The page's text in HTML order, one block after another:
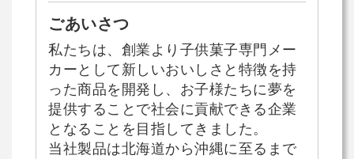
ごあいさつ
私たちは、創業より子供菓子専門メー
カーとして新しいおいしさと特徴を持
った商品を開発し、お子様たちに夢を
提供することで社会に貢献できる企業
となることを目指してきました。
当社製品は北海道から沖縄に至るまで